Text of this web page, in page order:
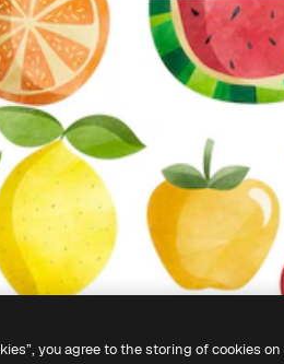
you agree to the storing of cookies